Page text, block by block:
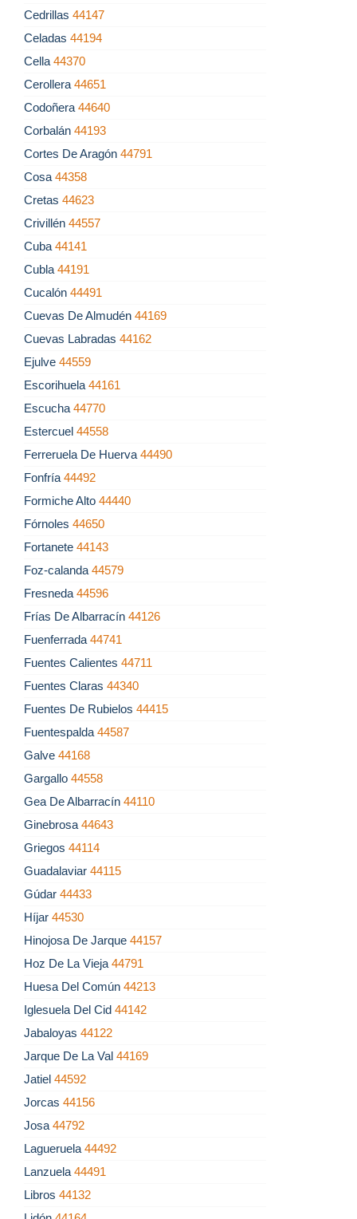
Cedrillas 44147
Celadas 44194
Cella 44370
Cerollera 44651
Codoñera 44640
Corbalán 44193
Cortes De Aragón 44791
Cosa 44358
Cretas 44623
Crivillén 44557
Cuba 44141
Cubla 44191
Cucalón 44491
Cuevas De Almudén 44169
Cuevas Labradas 44162
Ejulve 44559
Escorihuela 44161
Escucha 44770
Estercuel 44558
Ferreruela De Huerva 44490
Fonfría 44492
Formiche Alto 44440
Fórnoles 44650
Fortanete 44143
Foz-calanda 44579
Fresneda 44596
Frías De Albarracín 44126
Fuenferrada 44741
Fuentes Calientes 44711
Fuentes Claras 44340
Fuentes De Rubielos 44415
Fuentespalda 44587
Galve 44168
Gargallo 44558
Gea De Albarracín 44110
Ginebrosa 44643
Griegos 44114
Guadalaviar 44115
Gúdar 44433
Híjar 44530
Hinojosa De Jarque 44157
Hoz De La Vieja 44791
Huesa Del Común 44213
Iglesuela Del Cid 44142
Jabaloyas 44122
Jarque De La Val 44169
Jatiel 44592
Jorcas 44156
Josa 44792
Lagueruela 44492
Lanzuela 44491
Libros 44132